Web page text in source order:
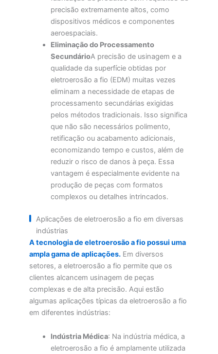
precisão extremamente altos, como
dispositivos médicos e componentes
aeroespaciais.
Eliminação do Processamento
SecundárioA precisão de usinagem e a
qualidade da superfície obtidas por
eletroerosão a fio (EDM) muitas vezes
eliminam a necessidade de etapas de
processamento secundárias exigidas
pelos métodos tradicionais. Isso significa
que não são necessários polimento,
retificação ou acabamento adicionais,
economizando tempo e custos, além de
reduzir o risco de danos à peça. Essa
vantagem é especialmente evidente na
produção de peças com formatos
complexos ou detalhes intrincados.
Aplicações de eletroerosão a fio em diversas
indústrias
A tecnologia de eletroerosão a fio possui uma
ampla gama de aplicações. Em diversos
setores, a eletroerosão a fio permite que os
clientes alcancem usinagem de peças
complexas e de alta precisão. Aqui estão
algumas aplicações típicas da eletroerosão a fio
em diferentes indústrias:
Indústria Médica: Na indústria médica, a
eletroerosão a fio é amplamente utilizada